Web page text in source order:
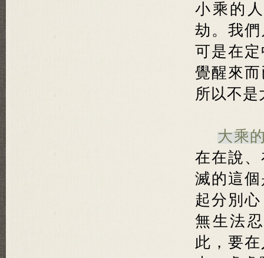
小乘的
劫。我
可是在
覺醒來
所以不是
大乘
在在說
滅的這
起分別
無生法
此，要